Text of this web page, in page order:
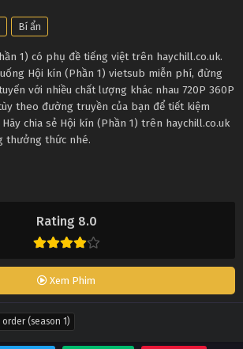
Rating 8.0
Xem Phim
Bí ẩn
1) có phụ đề tiếng việt trên haychill.co.uk.
Hội kín (Phần 1) vietsub miễn phí, đừng
với nhiều chất lượng khác nhau 720P 360P
theo đường truyền của bạn để tiết kiệm
chia sẻ Hội kín (Phần 1) trên haychill.co.uk
thưởng thức nhé.
(season 1)